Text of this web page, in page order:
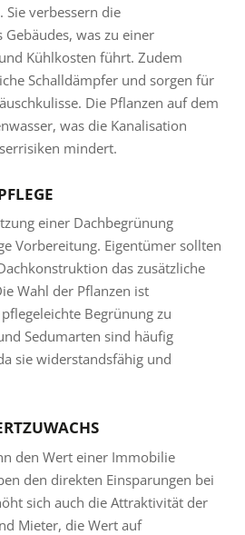
verbessern die
was zu einer
Kühlkosten führt. Zudem
Schalldämpfer und sorgen für
Die Pflanzen auf dem
was die Kanalisation
mindert.
einer Dachbegrünung
Vorbereitung. Eigentümer sollten
das zusätzliche
Wahl der Pflanzen ist
Begrünung zu
Sedumarten sind häufig
sie widerstandsfähig und
den Wert einer Immobilie
den direkten Einsparungen bei
sich auch die Attraktivität der
Mieter, die Wert auf